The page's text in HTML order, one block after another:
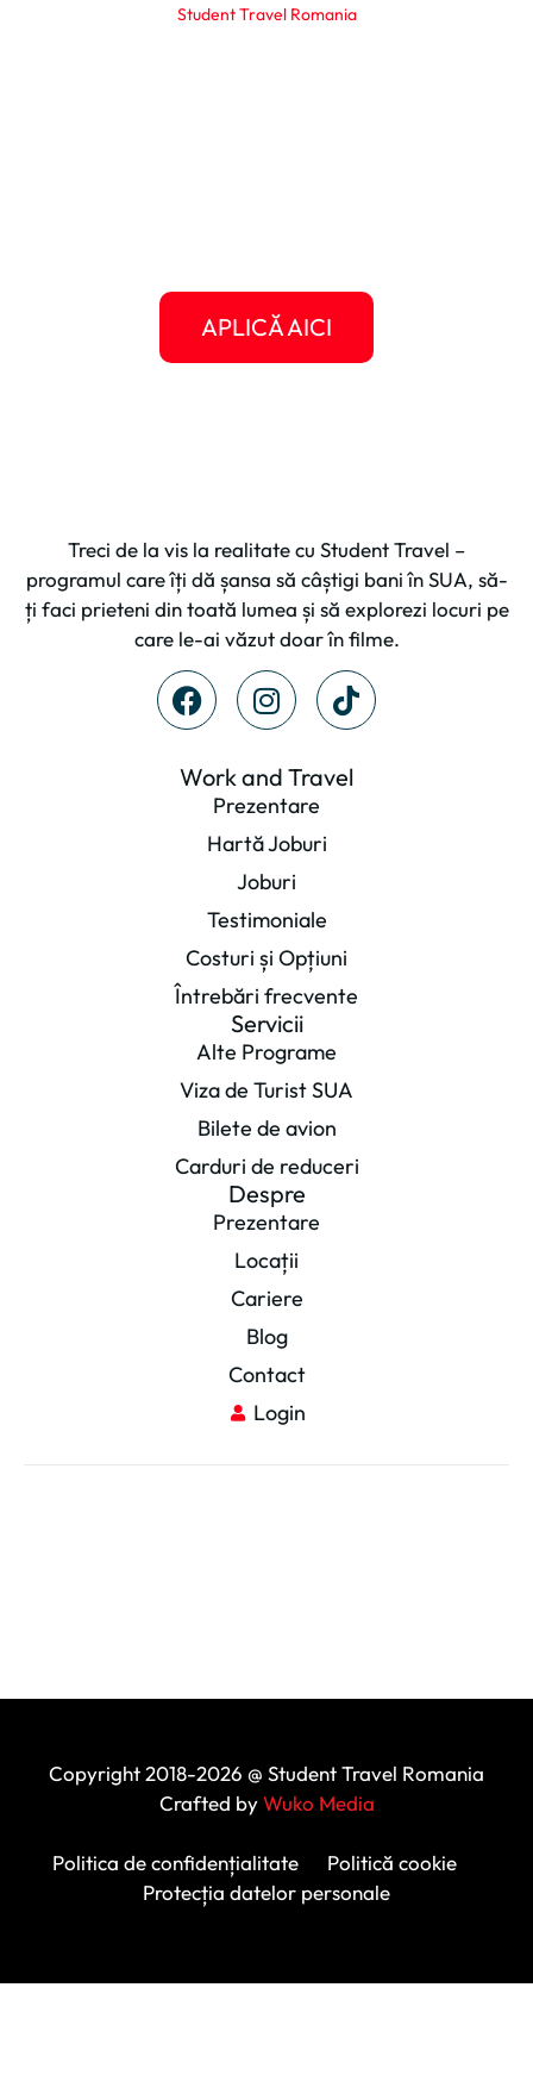
Student Travel Romania
APLICĂ AICI
Treci de la vis la realitate cu Student Travel –
programul care îți dă șansa să câștigi bani în SUA, să-
ți faci prieteni din toată lumea și să explorezi locuri pe
care le-ai văzut doar în filme.
Work and Travel
Prezentare
Hartă Joburi
Joburi
Testimoniale
Costuri și Opțiuni
Întrebări frecvente
Servicii
Alte Programe
Viza de Turist SUA
Bilete de avion
Carduri de reduceri
Despre
Prezentare
Locații
Cariere
Blog
Contact
Login
Copyright 2018-2026 @ Student Travel Romania
Crafted byWuko Media
Politica de confidențialitate
Politică cookie
Protecția datelor personale